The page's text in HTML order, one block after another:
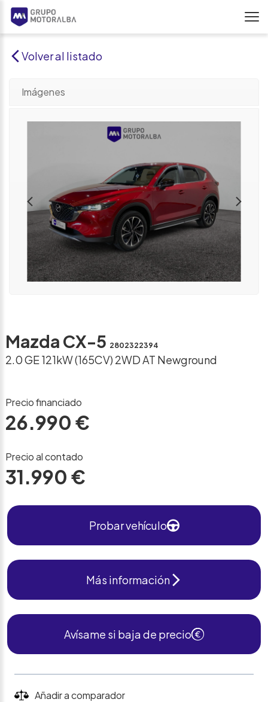
Volver al listado
Imágenes
Mazda CX-5 2802322394
2.0 GE 121kW (165CV) 2WD AT Newground
Precio financiado
26.990 €
Precio al contado
31.990 €
Probar vehículo
Más información
Avísame si baja de precio
Añadir a comparador